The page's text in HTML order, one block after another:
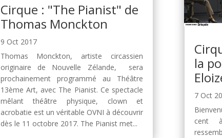
Cirque : "The Pianist" de
Thomas Monckton
9 Oct 2017
Thomas Monckton, artiste circassien
originaire de Nouvelle Zélande, sera
prochainement programmé au Théâtre
13ème Art, avec The Pianist. Ce spectacle
mêlant théâtre physique, clown et
acrobatie est un véritable OVNI à découvrir
dès le 11 octobre 2017. The Pianist met...
la
7 Oct
cent